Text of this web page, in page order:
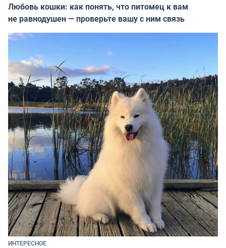
Любовь кошки: как понять, что питомец к вам
не равнодушен — проверьте вашу с ним связь
ИНТЕРЕСНОЕ